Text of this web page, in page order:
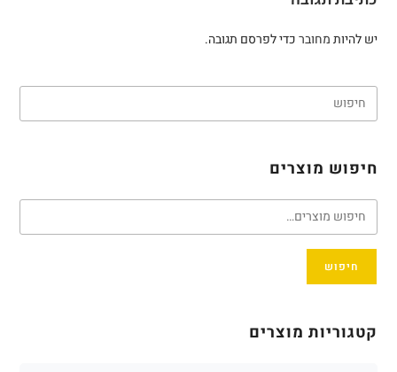
יש להיותמחוברכדי לפרסם תגובה.
חיפוש מוצרים
חיפוש
קטגוריות מוצרים